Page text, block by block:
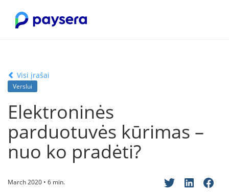
Visi įrašai
Verslui
Elektroninės
parduotuvės kūrimas –
nuo ko pradėti?
March 2020 • 6 min.